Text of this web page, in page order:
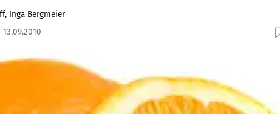
Inga Bergmeier